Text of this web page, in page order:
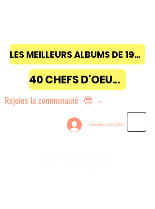
LES MEILLEURS ALBUMS DE 1968 à 2018
40 CHEFS D'OEUVRE
Rejoins la communauté 😎→
Connexion / Inscription